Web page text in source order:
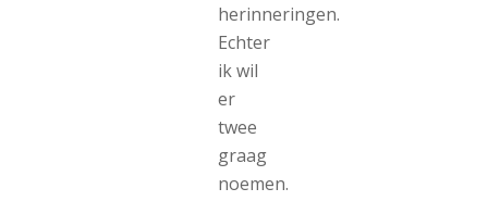
herinneringen.
Echter
ik wil
er
twee
graag
noemen.